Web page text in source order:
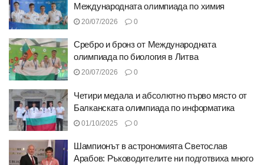
Международната олимпиада по химия
20/07/2026 0
Сребро и бронз от Международната
олимпиада по биология в Литва
20/07/2026 0
Четири медала и абсолютно първо място от
Балканската олимпиада по информатика
01/10/2025 0
Шампионът в астрономията Светослав
Арабов: Ръководителите ни подготвиха много